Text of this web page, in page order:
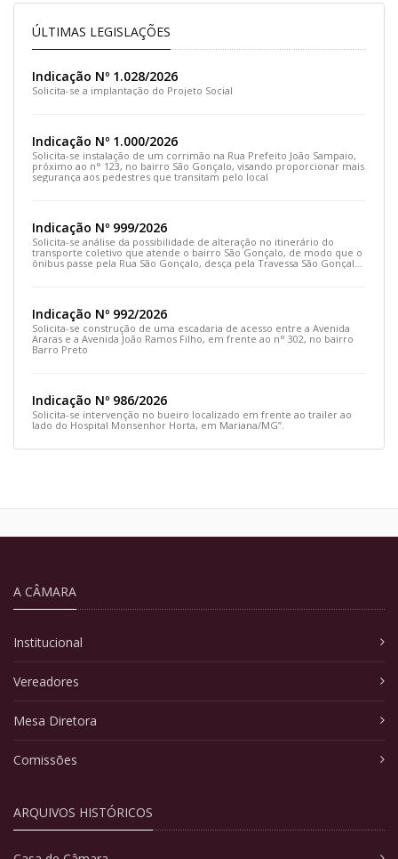
ÚLTIMAS LEGISLAÇÕES
Indicação Nº 1.028/2026
Solicita-se a implantação do Projeto Social
Indicação Nº 1.000/2026
Solicita-se instalação de um corrimão na Rua Prefeito João Sampaio,
próximo ao n° 123, no bairro São Gonçalo, visando proporcionar mais
segurança aos pedestres que transitam pelo local
Indicação Nº 999/2026
Solicita-se análise da possibilidade de alteração no itinerário do
transporte coletivo que atende o bairro São Gonçalo, de modo que o
ônibus passe pela Rua São Gonçalo, desça pela Travessa São Gonçalo
Indicação Nº 992/2026
Solicita-se construção de uma escadaria de acesso entre a Avenida
Araras e a Avenida João Ramos Filho, em frente ao n° 302, no bairro
Barro Preto
Indicação Nº 986/2026
Solicita-se intervenção no bueiro localizado em frente ao trailer ao
lado do Hospital Monsenhor Horta, em Mariana/MG”.
A CÂMARA
Institucional
Vereadores
Mesa Diretora
Comissões
ARQUIVOS HISTÓRICOS